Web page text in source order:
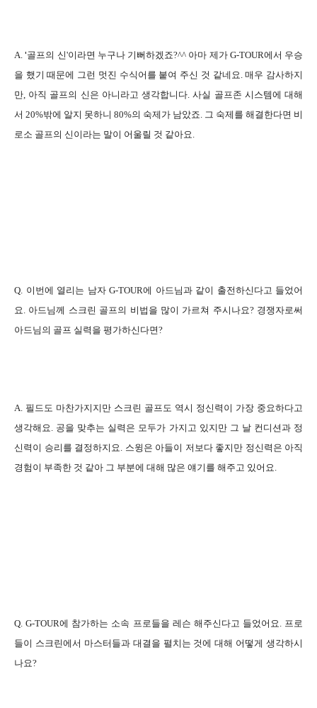
A. '골프의 신'이라면 누구나 기뻐하겠죠?^^ 아마 제가 G-TOUR에서 우승
을 했기 때문에 그런 멋진 수식어를 붙여 주신 것 같네요. 매우 감사하지
만, 아직 골프의 신은 아니라고 생각합니다. 사실 골프존 시스템에 대해
서 20%밖에 알지 못하니 80%의 숙제가 남았죠. 그 숙제를 해결한다면 비
로소 골프의 신이라는 말이 어울릴 것 같아요.
Q. 이번에 열리는 남자 G-TOUR에 아드님과 같이 출전하신다고 들었어
요. 아드님께 스크린 골프의 비법을 많이 가르쳐 주시나요? 경쟁자로써
아드님의 골프 실력을 평가하신다면?
A. 필드도 마찬가지지만 스크린 골프도 역시 정신력이 가장 중요하다고
생각해요. 공을 맞추는 실력은 모두가 가지고 있지만 그 날 컨디션과 정
신력이 승리를 결정하지요. 스윙은 아들이 저보다 좋지만 정신력은 아직
경험이 부족한 것 같아 그 부분에 대해 많은 얘기를 해주고 있어요.
Q. G-TOUR에 참가하는 소속 프로들을 레슨 해주신다고 들었어요. 프로
들이 스크린에서 마스터들과 대결을 펼치는 것에 대해 어떻게 생각하시
나요?